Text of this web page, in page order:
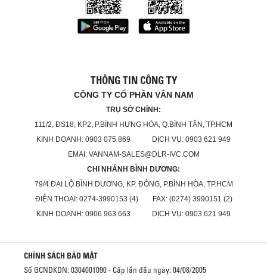
THÔNG TIN CÔNG TY
CÔNG TY CỔ PHẦN VÂN NAM
TRỤ SỞ CHÍNH:
111/2, ĐS18, KP2, P.BÌNH HƯNG HÒA, Q.BÌNH TÂN, TP.HCM
KINH DOANH: 0903 075 869 DỊCH VỤ: 0903 621 949
EMAI: VANNAM-SALES@DLR-IVC.COM
CHI NHÁNH BÌNH DƯƠNG:
79/4 ĐẠI LỘ BÌNH DƯƠNG, KP. ĐÔNG, P.BÌNH HÒA, TP.HCM
ĐIỆN THOẠI: 0274-3990153 (4) FAX: (0274) 3990151 (2)
KINH DOANH: 0906 963 663 DỊCH VỤ: 0903 621 949
CHÍNH SÁCH BẢO MẬT
Số GCNDKDN: 0304001090 - Cấp lần đầu ngày: 04/08/2005